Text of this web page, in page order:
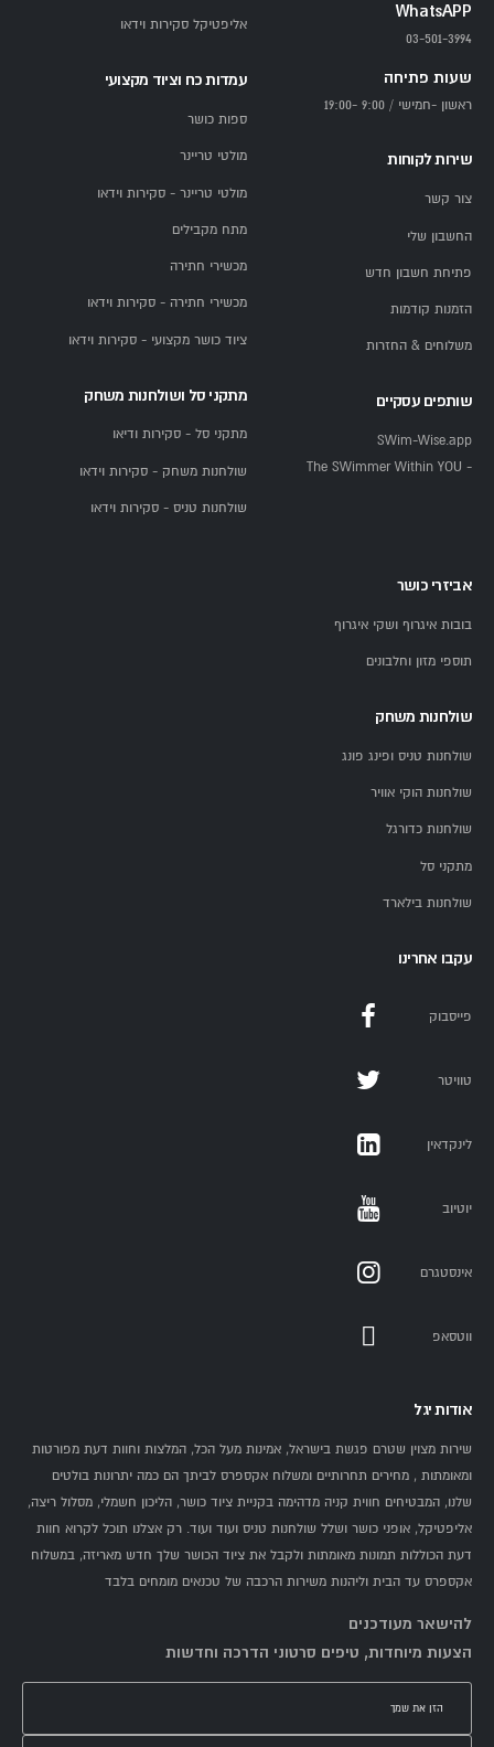
WhatsAPP
03-501-3994
שעות פתיחה
ראשון -חמישי / 9:00 -19:00
שירות לקוחות
צור קשר
החשבון שלי
פתיחת חשבון חדש
הזמנות קודמות
משלוחים & החזרות
שותפים עסקיים
SWim-Wise.app
- The SWimmer Within YOU
אליפטיקל סקירות וידאו
עמדות כח וציוד מקצועי
ספות כושר
מולטי טריינר
מולטי טריינר - סקירות וידאו
מתח מקבילים
מכשירי חתירה
מכשירי חתירה - סקירות וידאו
ציוד כושר מקצועי - סקירות וידאו
מתקני סל ושולחנות משחק
מתקני סל - סקירות ודיאו
שולחנות משחק - סקירות וידאו
שולחנות טניס - סקירות וידאו
אביזרי כושר
בובות איגרוף ושקי איגרוף
תוספי מזון וחלבונים
שולחנות משחק
שולחנות טניס ופינג פונג
שולחנות הוקי אוויר
שולחנות כדורגל
מתקני סל
שולחנות בילארד
עקבו אחרינו
פייסבוק
טוויטר
לינקדאין
יוטיוב
אינסטגרם
ווטסאפ
אודות יגל
שירות מצוין שטרם פגשת בישראל, אמינות מעל הכל, המלצות וחוות דעת מפורטות
ומאומתות , מחירים תחרותיים ומשלוח אקספרס לביתך הם כמה יתרונות בולטים
שלנו, המבטיחים חווית קניה מדהימה בקניית ציוד כושר, הליכון חשמלי, מסלול ריצה,
אליפטיקל, אופני כושר ושלל שולחנות טניס ועוד ועוד. רק אצלנו תוכל לקרוא חוות
דעת הכוללות תמונות מאומתות ולקבל את ציוד הכושר שלך חדש מאריזה, במשלוח
אקספרס עד הבית וליהנות משירות הרכבה של טכנאים מומחים בלבד
להישאר מעודכנים
הצעות מיוחדות, טיפים סרטוני הדרכה וחדשות